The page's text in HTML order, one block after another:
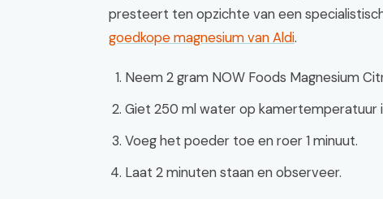
presteert ten opzichte van een
goedkope magnesium van Aldi.
Neem 2 gram NOW Foods Magnesium
Giet 250 ml water op kamertemperatuur
Voeg het poeder toe en roer 1 minuut.
Laat 2 minuten staan en observeer.